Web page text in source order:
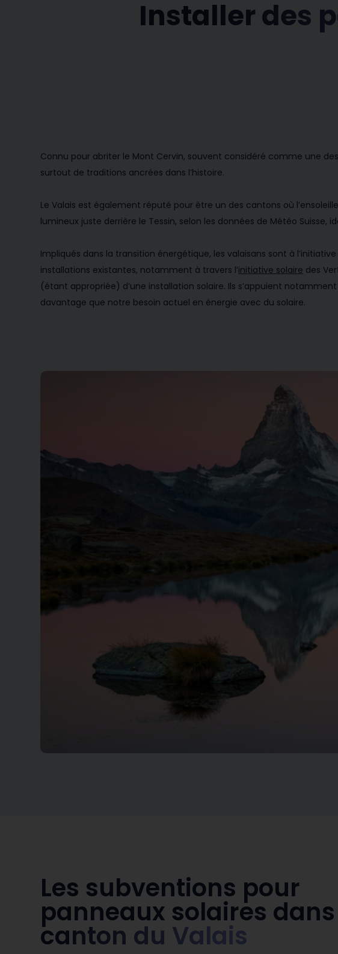
Installer des
Connu pour abriter le Mont Cervin, souvent considéré comme une
surtout de traditions ancrées dans l’histoire.
Le Valais est également réputé pour être un des cantons où
lumineux juste derrière le Tessin, selon les données de Météo Suisse,
Impliqués dans la transition énergétique, les valaisans sont à
installations existantes, notamment à travers l’initiative solaire des
(étant appropriée) d’une installation solaire. Ils s’appuient
davantage que notre besoin actuel en énergie avec du solaire.
Les subventions pour
panneaux solaires dans
canton du Valais